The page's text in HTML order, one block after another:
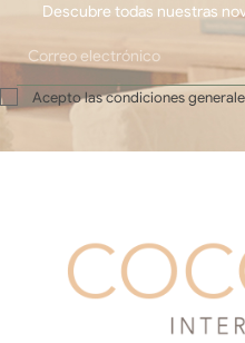
Descubre todas nuestras
Acepto las condiciones